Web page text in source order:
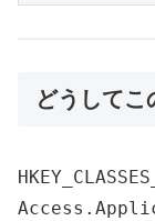
どうしてこ